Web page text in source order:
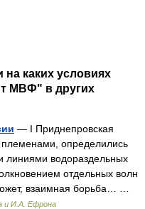
на каких условиях
МВФ" в других
— I Приднепровская
племенами, определились
линиями водораздельных
отдельных волн
взаимная борьба… …
и И.А. Ефрона